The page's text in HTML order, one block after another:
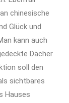
chinesische
Glück und
kann auch
Dächer
soll den
sichtbares
Hauses